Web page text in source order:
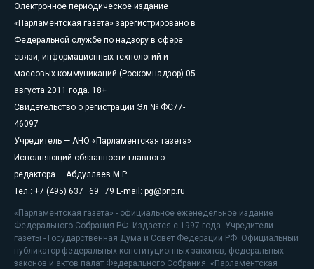
Электронное периодическое издание
«Парламентская газета» зарегистрировано в
Федеральной службе по надзору в сфере
связи, информационных технологий и
массовых коммуникаций (Роскомнадзор) 05
августа 2011 года. 18+
Свидетельство о регистрации Эл № ФС77-
46097
Учредитель — АНО «Парламентская газета»
Исполняющий обязанности главного
редактора — Абдуллаев М.Р.
Тел.: +7 (495) 637–69–79 E-mail: pg@pnp.ru
«Парламентская газета» - официальное еженедельное издание
Федерального Собрания РФ. Издается с 1997 года. Учредители
газеты - Государственная Дума и Совет Федерации РФ. Официальный
публикатор федеральных конституционных законов, федеральных
законов и актов палат Федерального Собрания. «Парламентская